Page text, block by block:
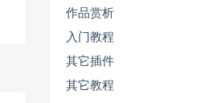
作品赏析
入门教程
其它插件
其它教程